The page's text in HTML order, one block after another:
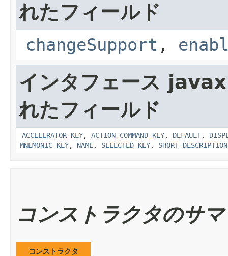
れたフィールド
changeSupport ,
インタフェース
れたフィールド
ACCELERATOR_KEY, ACTION_COMMAND_KEY, DEFAULT,
MNEMONIC_KEY, NAME, SELECTED_KEY, SHORT_DESCRIPTION
コンストラクタのサ
コンストラクタ